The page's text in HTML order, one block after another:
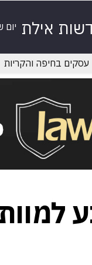
אילת
עסקים בחיפה והקריות
טבע